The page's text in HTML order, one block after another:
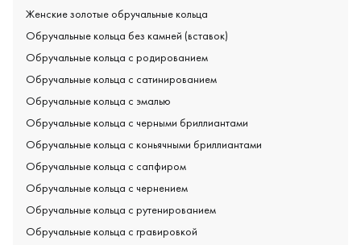
Женские золотые обручальные кольца
Обручальные кольца без камней (вставок)
Обручальные кольца с родированием
Обручальные кольца с сатинированием
Обручальные кольца с эмалью
Обручальные кольца с черными бриллиантами
Обручальные кольца с коньячными бриллиантами
Обручальные кольца с сапфиром
Обручальные кольца с чернением
Обручальные кольца с рутенированием
Обручальные кольца с гравировкой